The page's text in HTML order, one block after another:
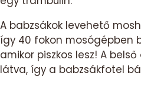
A babzsákok levehető
így 40 fokon mosógépben
amikor piszkos lesz! A
látva, így a babzsákfotel